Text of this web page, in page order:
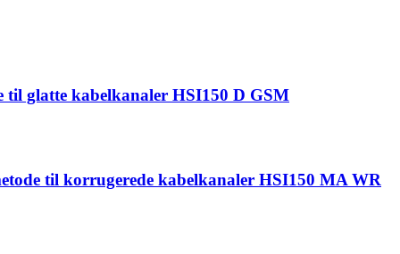
til glatte kabelkanaler HSI150 D GSM
til korrugerede kabelkanaler HSI150 MA WR